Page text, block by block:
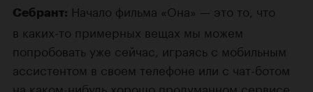
Себрант: Начало фильма «Она» — это то, что
в каких-то примерных вещах мы можем
попробовать уже сейчас, играясь с мобильным
ассистентом в своем телефоне или с чат-ботом
на каком-нибудь хорошо продуманном сервисе.